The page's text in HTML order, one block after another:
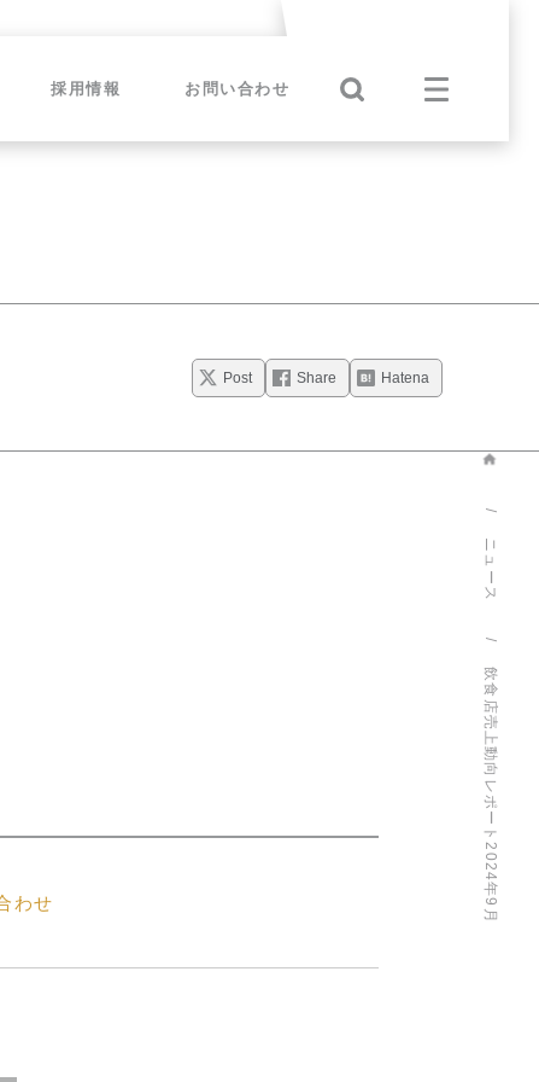
採用情報 お問い合わせ
ニュース
飲食店売上動向レポート2024年9月
Post Share Hatena
わせ